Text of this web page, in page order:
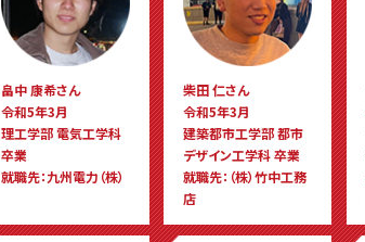
畠中 康希さん
令和5年3月
理工学部 電気工学科
卒業
就職先：九州電力（株）
柴田 仁さん
令和5年3月
建築都市工学部 都市
デザイン工学科 卒業
就職先：（株）竹中工務
店